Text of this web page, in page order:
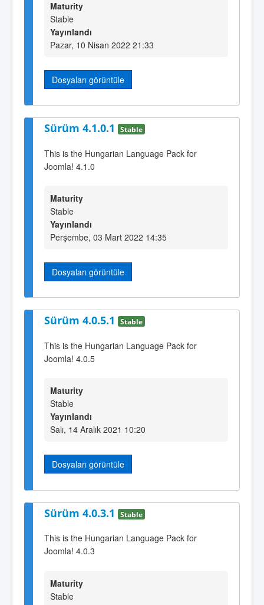
Maturity
Stable
Yayınlandı
Pazar, 10 Nisan 2022 21:33
Dosyaları görüntüle
Sürüm 4.1.0.1 Stable
This is the Hungarian Language Pack for
Joomla! 4.1.0
Maturity
Stable
Yayınlandı
Perşembe, 03 Mart 2022 14:35
Dosyaları görüntüle
Sürüm 4.0.5.1 Stable
This is the Hungarian Language Pack for
Joomla! 4.0.5
Maturity
Stable
Yayınlandı
Salı, 14 Aralık 2021 10:20
Dosyaları görüntüle
Sürüm 4.0.3.1 Stable
This is the Hungarian Language Pack for
Joomla! 4.0.3
Maturity
Stable